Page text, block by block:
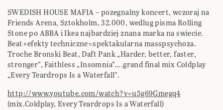
SWEDISH HOUSE MAFIA – pozegnalny koncert, wczoraj na
Friends Arena, Sztokholm, 32.000, wedlug pisma Rolling
Stone po ABBA i Ikea najbardziej znana marka na swiecie.
Beat+efekty techniczne=spektakularna masspsychoza.
Troche Bronski Beat, Daft Pank „Harder, better, faster,
stronger”, Faithless „Insomnia”….grand final mix Coldplay
„Every Teardrops Is a Waterfall”.
http://www.youtube.com/watch?v=u5g69Gmegq4
(mix.Coldplay, Every Teardrops Is a Waterfall)